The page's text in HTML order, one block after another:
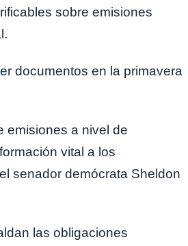
sobre emisiones
documentos en la primavera
emisiones a nivel de
vital a los
senador demócrata Sheldon
las obligaciones